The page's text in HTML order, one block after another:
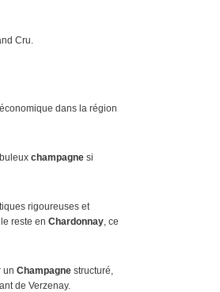
Cru.
dans la région
champagne si
rigoureuses et
reste en Chardonnay, ce
un Champagne structuré,
de Verzenay.